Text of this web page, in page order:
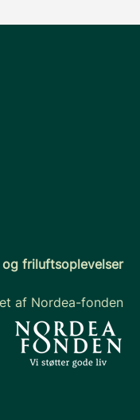
friluftsoplevelser
af Nordea-fonden